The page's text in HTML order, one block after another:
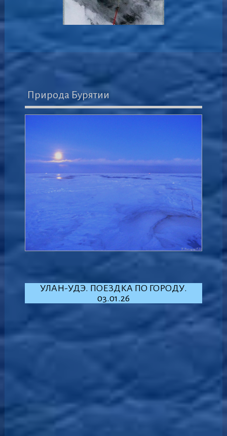
Природа Бурятии
УЛАН-УДЭ. ПОЕЗДКА ПО ГОРОДУ.
03.01.26